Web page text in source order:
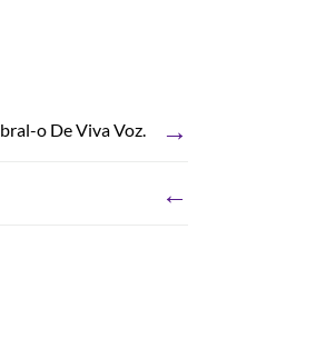
o De Viva Voz. →
←